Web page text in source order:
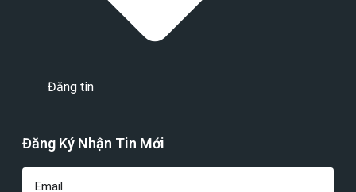
Đăng tin
Đăng Ký Nhận Tin Mới